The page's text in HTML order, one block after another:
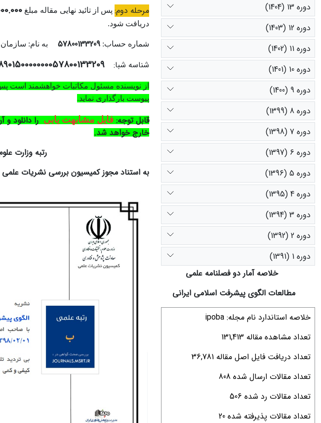
دوره 13 (1404)
دوره 12 (1403)
دوره 11 (1402)
دوره 10 (1401)
دوره 9 (1400)
دوره 8 (1399)
دوره 7 (1398)
دوره 6 (1397)
دوره 5 (1396)
دوره 4 (1395)
دوره 3 (1394)
دوره 2 (1392)
دوره 1 (1391)
خلاصه آمار دو فصلنامه علمی
مطالعات الگوی پیشرفت اسلامی ایرانی
خلاصه استاندارد نام مجله: ipoba
تعداد مشاهده مقاله 131,413
تعداد دریافت فایل اصل مقاله 36,781
تعداد مقالات ارسال شده 808
تعداد مقالات رد شده 506
تعداد مقالات پذیرفته شده 20
مرحله دوم: پس از تائید نهایی مقاله مبلغ
دریافت ‌شود.
شماره حساب: 57800133209 به نام:
شناسه شبا:
از نویسنده مسئول مکاتبات خواهشمند است
پیوست بارگذاری نماید.
قابل توجه: فایل مشابهت یابی را دانلود و
خارج خواهد شد.
رتبه وزارت علوم 1399، 1400،
به استناد مجوز کمیسیون بررسی نشریات علمی